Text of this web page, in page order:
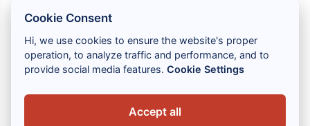
Konklusionen er, at Frankrig, Storbritannien og
Italien har meget forskellige måder at administrere
lotterier og spil på.
I Frankrig er systemet meget strengt: spil er
Cookie Consent
Hi, we use cookies to ensure the website's proper
operation, to analyze traffic and performance, and to
provide social media features.Cookie Settings
Accept all